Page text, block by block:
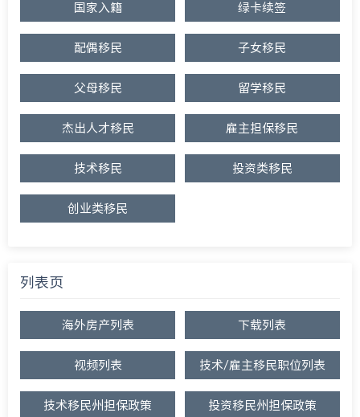
国家入籍 绿卡续签
配偶移民 子女移民
父母移民 留学移民
杰出人才移民 雇主担保移民
技术移民 投资类移民
创业类移民
列表页
海外房产列表 下载列表
视频列表 技术/雇主移民职位列表
技术移民州担保政策 投资移民州担保政策